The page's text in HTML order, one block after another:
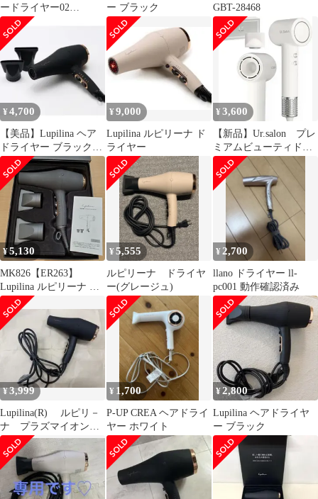
ードライヤー02
Ur.salon
ー ブラック
GBT-28468
¥4,700
【美品】Lupilina ヘア
ドライヤー ブラック
1200W
¥9,000
Lupilina ルピリーナ ド
ライヤー
¥ 3,600
【新品】Ur.salon プレ
ミアムビューティドラ
イヤー０２
¥5,130
MK826【ER263】
Lupilina ルピリーナ 遠
赤外線 ヘアドライヤ
ー GBT-28468
264692784
¥5,555
ルピリーナ ドライヤ
ー(グレージュ)
¥ 2,700
llano ドライヤー ll-
pc001 動作確認済み
¥3,999
Lupilina(R) ルピリ－
ナ プラズマイオンド
ライヤー
¥ 1,700
P-UP CREA ヘアドライ
ヤー ホワイト
¥2,800
Lupilina ヘアドライヤ
ー ブラック